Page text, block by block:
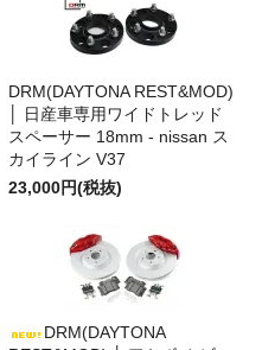
DRM(DAYTONA REST&MOD)
│ 日産車専用ワイドトレッド
スペーサー 18mm - nissan ス
カイライン V37
23,000円(税抜)
DRM(DAYTONA